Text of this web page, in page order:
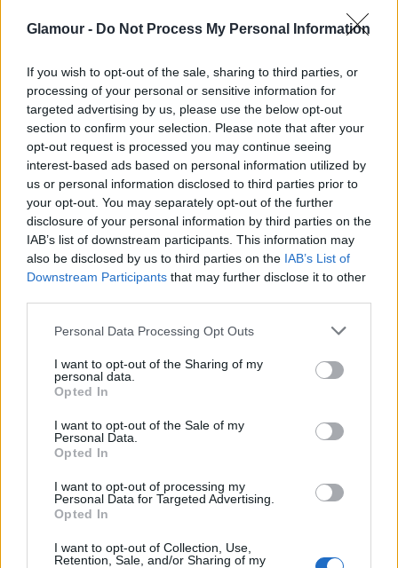
Glamour - Do Not Process My Personal Information
If you wish to opt-out of the sale, sharing to third parties, or
processing of your personal or sensitive information for
targeted advertising by us, please use the below opt-out
section to confirm your selection. Please note that after your
opt-out request is processed you may continue seeing
interest-based ads based on personal information utilized by
us or personal information disclosed to third parties prior to
your opt-out. You may separately opt-out of the further
disclosure of your personal information by third parties on the
IAB’s list of downstream participants. This information may
also be disclosed by us to third parties on the IAB’s List of
Downstream Participants that may further disclose it to other
Please note that this website/app uses one or more Google
not limited to your visit or usage behaviour. You may click to
grant or deny consent to Google and its third-party tags to
use your data for below specified purposes in below Google
consent section.
Personal Data Processing Opt Outs
I want to opt-out of the Sharing of my
personal data.
Opted In
I want to opt-out of the Sale of my
Personal Data.
Opted In
I want to opt-out of processing my
Personal Data for Targeted Advertising.
Opted In
I want to opt-out of Collection, Use,
Retention, Sale, and/or Sharing of my
Teljesen érthető volt, hogy ilyen kevés idővel a
férjére és annak szeretőjére gondolt. "A cipők
valóban nagyon chanelesek voltak, azt hiszem
látványos, arany, egymásba fonódó C betűk voltak
rajta, és valószínűleg másoknak is feltűnt volna
azonnal, főleg, hogy még olyan friss volt a válás",
mesélte Brundson.
Diana hercegnő egyszer hálóingben és chokerrel
ment a Met gálára
Diana hercegnő egyszer hálóingben és chokerrel
ment a Met gálára